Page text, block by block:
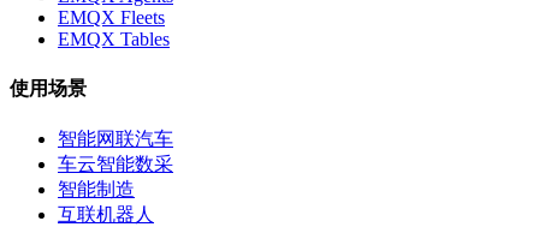
EMQX Fleets
EMQX Tables
使用场景
智能网联汽车
车云智能数采
智能制造
互联机器人